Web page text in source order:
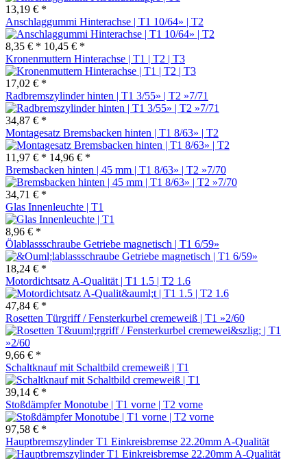
13,19 € *
Anschlaggummi Hinterachse | T1 10/64» | T2
8,35 € * 10,45 € *
Kronenmuttern Hinterachse | T1 | T2 | T3
17,02 € *
Radbremszylinder hinten | T1 3/55» | T2 »7/71
34,87 € *
Montagesatz Bremsbacken hinten | T1 8/63» | T2
11,97 € * 14,96 € *
Bremsbacken hinten | 45 mm | T1 8/63» | T2 »7/70
34,71 € *
Glas Innenleuchte | T1
8,96 € *
Ölablassschraube Getriebe magnetisch | T1 6/59»
18,24 € *
Motordichtsatz A-Qualität | T1 1.5 | T2 1.6
47,84 € *
Rosetten Türgriff / Fensterkurbel cremeweiß | T1 »2/60
9,66 € *
Schaltknauf mit Schaltbild cremeweiß | T1
39,14 € *
Stoßdämpfer Monotube | T1 vorne | T2 vorne
97,58 € *
Hauptbremszylinder T1 Einkreisbremse 22.20mm A-Qualität